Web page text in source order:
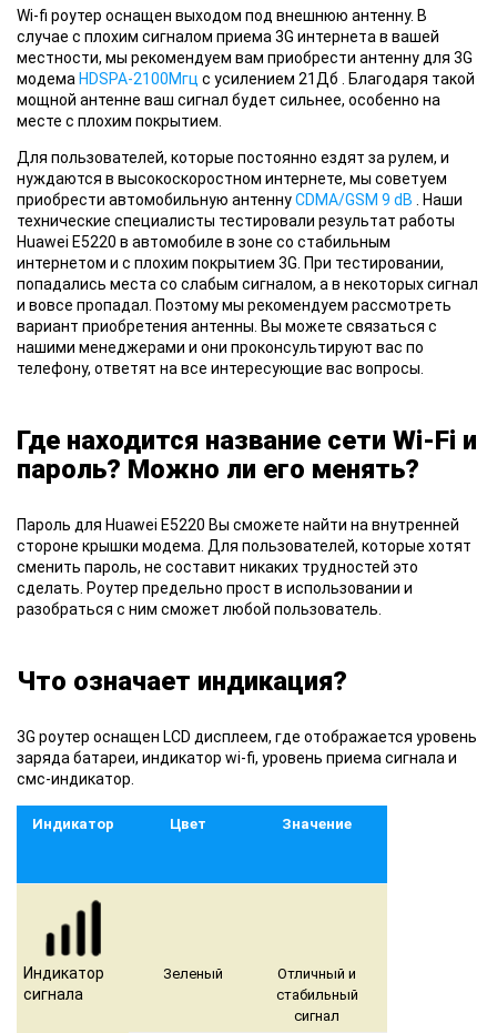
Wi-fi роутер оснащен выходом под внешнюю антенну. В
случае с плохим сигналом приема 3G интернета в вашей
местности, мы рекомендуем вам приобрести антенну для 3G
модема HDSPA-2100Мгц с усилением 21Дб . Благодаря такой
мощной антенне ваш сигнал будет сильнее, особенно на
месте с плохим покрытием.
Для пользователей, которые постоянно ездят за рулем, и
нуждаются в высокоскоростном интернете, мы советуем
приобрести автомобильную антеннуCDMA/GSM 9 dB . Наши
технические специалисты тестировали результат работы
Huawei E5220 в автомобиле в зоне со стабильным
интернетом и с плохим покрытием 3G. При тестировании,
попадались места со слабым сигналом, а в некоторых сигнал
и вовсе пропадал. Поэтому мы рекомендуем рассмотреть
вариант приобретения антенны. Вы можете связаться с
нашими менеджерами и они проконсультируют вас по
телефону, ответят на все интересующие вас вопросы.
Где находится название сети Wi-Fi и
пароль? Можно ли его менять?
Пароль для Huawei E5220 Вы сможете найти на внутренней
стороне крышки модема. Для пользователей, которые хотят
сменить пароль, не составит никаких трудностей это
сделать. Роутер предельно прост в использовании и
разобраться с ним сможет любой пользователь.
Что означает индикация?
3G роутер оснащен LCD дисплеем, где отображается уровень
заряда батареи, индикатор wi-fi, уровень приема сигнала и
смс-индикатор.
Индикатор Цвет Значение
Индикатор
сигнала
Зеленый
Отличный и
стабильный
сигнал